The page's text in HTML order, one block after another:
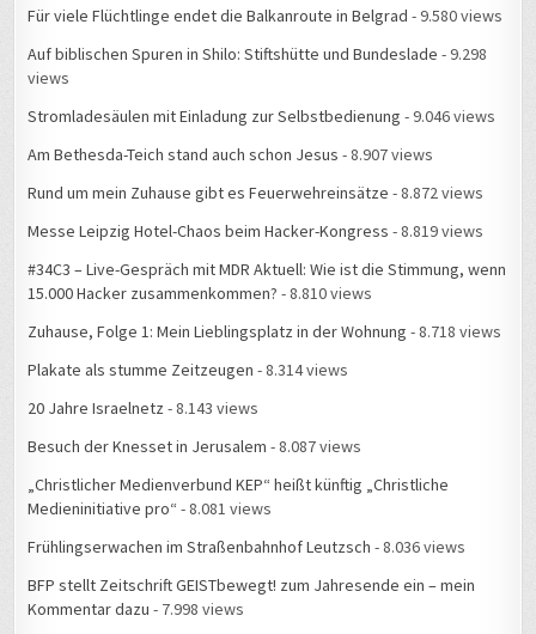
Für viele Flüchtlinge endet die Balkanroute in Belgrad - 9.580 views
Auf biblischen Spuren in Shilo: Stiftshütte und Bundeslade - 9.298
views
Stromladesäulen mit Einladung zur Selbstbedienung - 9.046 views
Am Bethesda-Teich stand auch schon Jesus - 8.907 views
Rund um mein Zuhause gibt es Feuerwehreinsätze - 8.872 views
Messe Leipzig Hotel-Chaos beim Hacker-Kongress - 8.819 views
#34C3 – Live-Gespräch mit MDR Aktuell: Wie ist die Stimmung, wenn
15.000 Hacker zusammenkommen? - 8.810 views
Zuhause, Folge 1: Mein Lieblingsplatz in der Wohnung - 8.718 views
Plakate als stumme Zeitzeugen - 8.314 views
20 Jahre Israelnetz - 8.143 views
Besuch der Knesset in Jerusalem - 8.087 views
„Christlicher Medienverbund KEP“ heißt künftig „Christliche
Medieninitiative pro“ - 8.081 views
Frühlingserwachen im Straßenbahnhof Leutzsch - 8.036 views
BFP stellt Zeitschrift GEISTbewegt! zum Jahresende ein – mein
Kommentar dazu - 7.998 views